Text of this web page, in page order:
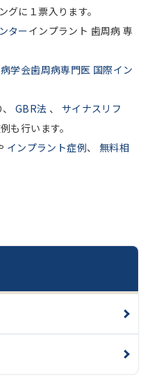
に１票入ります。
ターインプラント 歯周病 専
学会歯周病専門医 国際イン
GBR法 、
サイナスリフ
も行います。
インプラント症例、
無料相